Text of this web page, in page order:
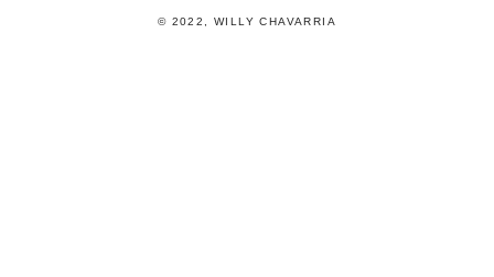
© 2022, WILLY CHAVARRIA